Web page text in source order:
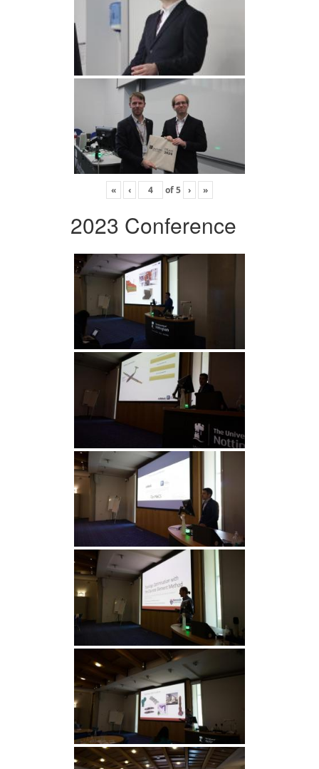
« ‹ of5 › »
2023 Conference